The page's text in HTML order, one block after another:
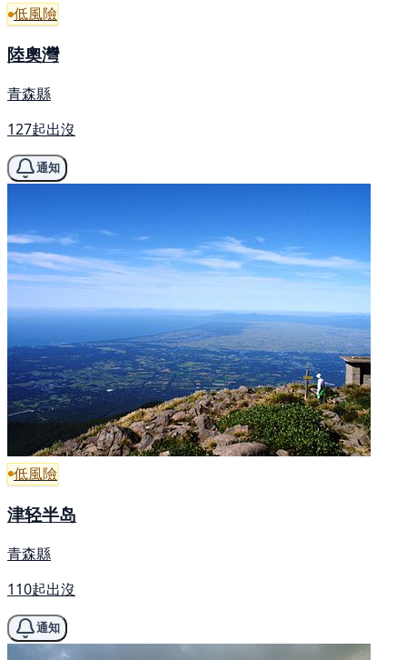
低風險
陸奧灣
青森縣
127起出沒
通知
低風險
津轻半岛
青森縣
110起出沒
通知